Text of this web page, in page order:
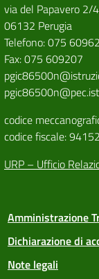
via del Papavero 2/4
06132 Perugia
Telefono: 075
Fax: 075 609207
codice
codice fiscale:
URP – Ufficio
Amministrazione
Dichiarazione di
Note legali